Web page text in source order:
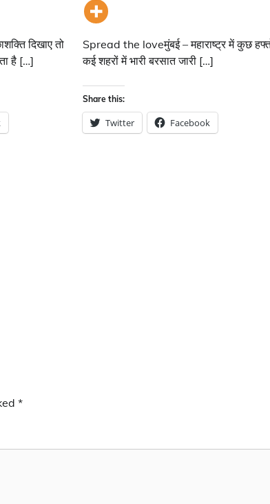
दिखाए तो
है […]
Spread the loveमुंबई – महाराष्ट्र में कुछ
कई शहरों में भारी बरसात जारी […]
Share this:
Twitter Facebook
*